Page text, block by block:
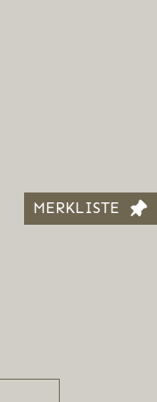
MERKLISTE